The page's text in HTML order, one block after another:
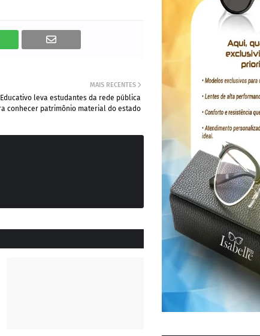
MAIS RECENTES
leva estudantes da rede pública
conhecer patrimônio material do estado